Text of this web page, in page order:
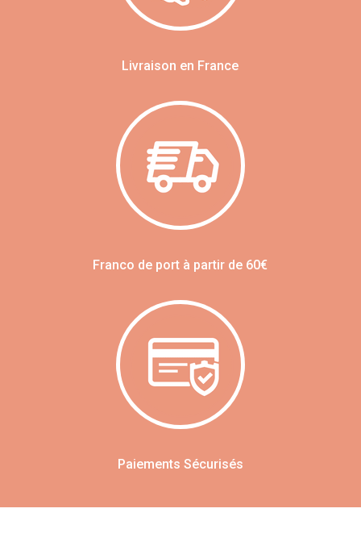
Livraison en France
Franco de port à partir de 60€
Paiements Sécurisés